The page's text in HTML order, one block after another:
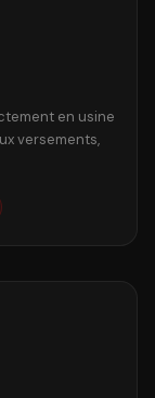
en usine
versements,